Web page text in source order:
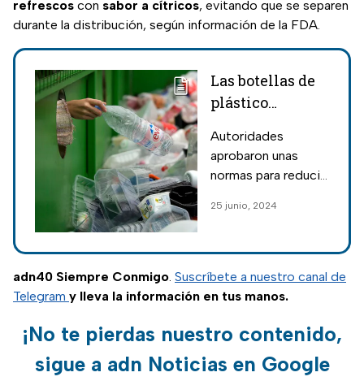
refrescos con sabor a cítricos, evitando que se separen
durante la distribución, según información de la FDA.
Las botellas de
plástico
siempre y así
tendrán que ser
Autoridades
aprobaron unas
normas para reducir
botellas de plástico
y así ayudar al
medio ambiente
con sustentabilidad.
25 junio, 2024
adn40 Siempre Conmigo. Suscríbete a nuestro canal de
Telegram y lleva la información en tus manos.
¡No te pierdas nuestro contenido,
sigue a adn Noticias en Google